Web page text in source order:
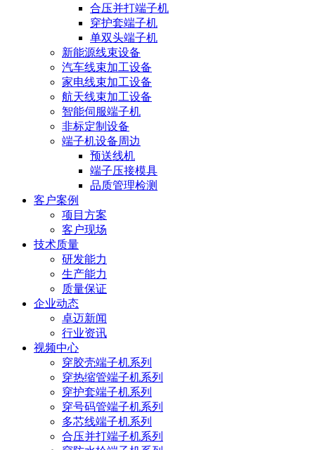
合压并打端子机
穿护套端子机
单双头端子机
新能源线束设备
汽车线束加工设备
家电线束加工设备
航天线束加工设备
智能伺服端子机
非标定制设备
端子机设备周边
预送线机
端子压接模具
品质管理检测
客户案例
项目方案
客户现场
技术质量
研发能力
生产能力
质量保证
企业动态
卓迈新闻
行业资讯
视频中心
穿胶壳端子机系列
穿热缩管端子机系列
穿护套端子机系列
穿号码管端子机系列
多芯线端子机系列
合压并打端子机系列